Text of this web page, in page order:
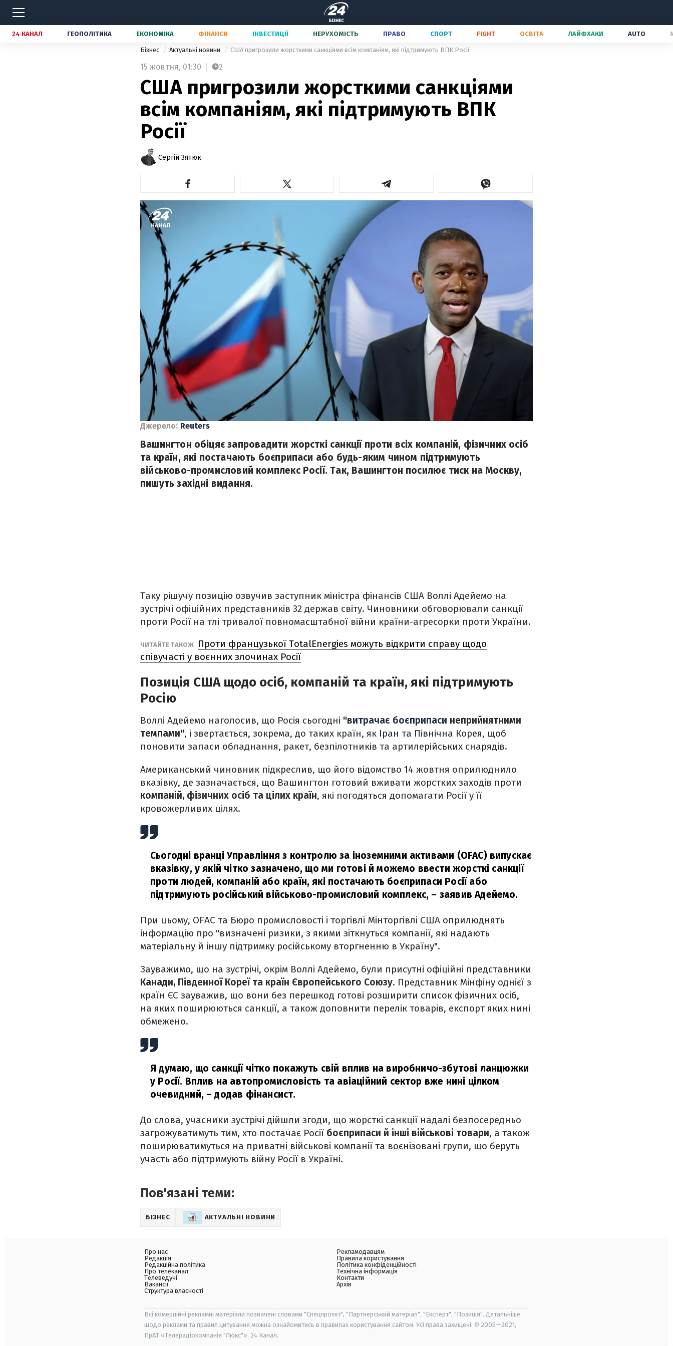
24 КАНАЛ ГЕОПОЛІТИКА ЕКОНОМІКА ФІНАНСИ ІНВЕСТИЦІЇ НЕРУХОМІСТЬ ПРАВО СПОРТ FIGHT ОСВІТА ЛАЙФХАКИ AUTO
Бізнес Актуальні новини США пригрозили жорсткими санкціями всім компаніям, які підтримують ВПК Росії
15 жовтня, 01:30 2
США пригрозили жорсткими санкціями
всім компаніям, які підтримують ВПК
Росії
Сергій Зятюк
Джерело: Reuters
Вашингтон обіцяє запровадити жорсткі санкції проти всіх компаній, фізичних осіб
та країн, які постачають боєприпаси або будь-яким чином підтримують
військово-промисловий комплекс Росії. Так, Вашингтон посилює тиск на Москву,
пишуть західні видання.
Таку рішучу позицію озвучив заступник міністра фінансів США Воллі Адейемо на
зустрічі офіційних представників 32 держав світу. Чиновники обговорювали санкції
проти Росії на тлі тривалої повномасштабної війни країни-агресорки проти України.
ЧИТАЙТЕ ТАКОЖ
Проти французької TotalEnergies можуть відкрити справу щодо
співучасті у воєнних злочинах Росії
Позиція США щодо осіб, компаній та країн, які підтримують
Росію
Воллі Адейемо наголосив, що Росія сьогодні "витрачає боєприпаси неприйнятними
темпами", і звертається, зокрема, до таких країн, як Іран та Північна Корея, щоб
поновити запаси обладнання, ракет, безпілотників та артилерійських снарядів.
Американський чиновник підкреслив, що його відомство 14 жовтня оприлюднило
вказівку, де зазначається, що Вашингтон готовий вживати жорстких заходів проти
компаній, фізичних осіб та цілих країн, які погодяться допомагати Росії у її
кровожерливих цілях.
Сьогодні вранці Управління з контролю за іноземними активами (OFAC) випускає
вказівку, у якій чітко зазначено, що ми готові й можемо ввести жорсткі санкції
проти людей, компаній або країн, які постачають боєприпаси Росії або
підтримують російський військово-промисловий комплекс, – заявив Адейемо.
При цьому, OFAC та Бюро промисловості і торгівлі Мінторгівлі США оприлюднять
інформацію про "визначені ризики, з якими зіткнуться компанії, які надають
матеріальну й іншу підтримку російському вторгненню в Україну".
Зауважимо, що на зустрічі, окрім Воллі Адейемо, були присутні офіційні представники
Канади, Південної Кореї та країн Європейського Союзу. Представник Мінфіну однієї з
країн ЄС зауважив, що вони без перешкод готові розширити список фізичних осіб,
на яких поширюються санкції, а також доповнити перелік товарів, експорт яких нині
обмежено.
Я думаю, що санкції чітко покажуть свій вплив на виробничо-збутові ланцюжки
у Росії. Вплив на автопромисловість та авіаційний сектор вже нині цілком
очевидний, – додав фінансист.
До слова, учасники зустрічі дійшли згоди, що жорсткі санкції надалі безпосередньо
загрожуватимуть тим, хто постачає Росії боєприпаси й інші військові товари, а також
поширюватимуться на приватні військові компанії та воєнізовані групи, що беруть
участь або підтримують війну Росії в Україні.
Пов'язані теми:
БІЗНЕС АКТУАЛЬНІ НОВИНИ
Про нас
Редакція
Редакційна політика
Про телеканал
Телеведучі
Вакансії
Структура власності
Рекламодавцям
Правила користування
Політика конфіденційності
Технічна інформація
Контакти
Архів
Всі комерційні рекламні матеріали позначені словами "Спецпроєкт", "Партнерський матеріал", "Експерт", "Позиція". Детальніше
щодо реклами та правил цитування можна ознайомитись в правилах користування сайтом. Усі права захищені. © 2005—2021,
ПрАТ «Телерадіокомпанія "Люкс"», 24 Канал.